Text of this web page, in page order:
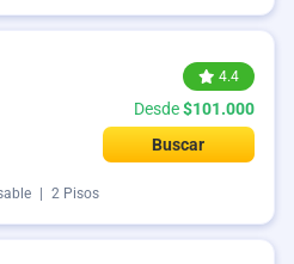
4.4
Desde$101.000
Buscar
| 2 Pisos